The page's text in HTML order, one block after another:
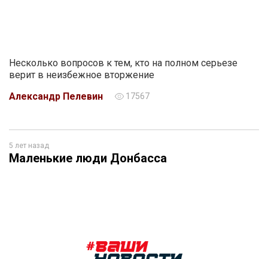
Несколько вопросов к тем, кто на полном серьезе
верит в неизбежное вторжение
Александр Пелевин
17567
5 лет назад
Маленькие люди Донбасса